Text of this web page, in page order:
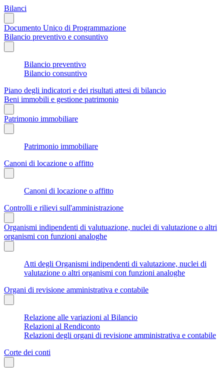
Bilanci
Documento Unico di Programmazione
Bilancio preventivo e consuntivo
Bilancio preventivo
Bilancio consuntivo
Piano degli indicatori e dei risultati attesi di bilancio
Beni immobili e gestione patrimonio
Patrimonio immobiliare
Patrimonio immobiliare
Canoni di locazione o affitto
Canoni di locazione o affitto
Controlli e rilievi sull'amministrazione
Organismi indipendenti di valutuazione, nuclei di valutazione o altri
organismi con funzioni analoghe
Atti degli Organismi indipendenti di valutazione, nuclei di
valutazione o altri organismi con funzioni analoghe
Organi di revisione amministrativa e contabile
Relazione alle variazioni al Bilancio
Relazioni al Rendiconto
Relazioni degli organi di revisione amministrativa e contabile
Corte dei conti